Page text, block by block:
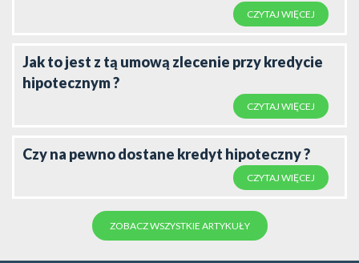
CZYTAJ WIĘCEJ
Jak to jest z tą umową zlecenie przy kredycie
hipotecznym ?
CZYTAJ WIĘCEJ
Czy na pewno dostane kredyt hipoteczny ?
CZYTAJ WIĘCEJ
ZOBACZ WSZYSTKIE ARTYKUŁY